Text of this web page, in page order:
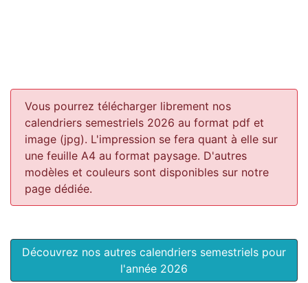
Vous pourrez télécharger librement nos
calendriers semestriels 2026 au format pdf et
image (jpg). L'impression se fera quant à elle sur
une feuille A4 au format paysage. D'autres
modèles et couleurs sont disponibles sur notre
page dédiée.
Découvrez nos autres calendriers semestriels pour
l'année 2026